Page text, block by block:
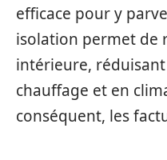
efficace pour y
isolation permet de
intérieure,
chauffage et en
conséquent, les